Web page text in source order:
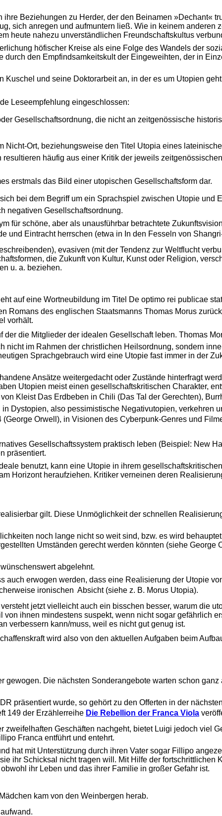
Beziehungen zu Herder, der den Beinamen »Dechant«
sich anregen und aufmuntern ließ. Wie in keinem anderen
heute nahezu unverständlichen Freundschaftskultus
höfischer Kreise als eine Folge des Wandels der
den Empfindsamkeitskult der Eingeweihten, der in
und seine Doktorarbeit an, in der es um Utopien
Leseempfehlung eingeschlossen:
Gesellschaftsordnung, die nicht an zeitgenössische
Nicht-Ort, beziehungsweise den Titel Utopia eines
häufig aus einer Kritik der jeweils
erstmals das Bild einer utopischen Gesellschaftsform dar.
bei dem Begriff um ein Sprachspiel zwischen Utopie und
negativen Gesellschaftsordnung.
für schöne, aber als unausführbar betrachtete
Eintracht herrschen (etwa in In den Fesseln von Shangri-
evasiven (mit der Tendenz zur Weltflucht
die Zukunft von Kultur, Kunst oder Religion,
u. a. beziehen.
auf eine Wortneubildung im Titel De optimo rei publicae
Romans des englischen Staatsmanns Thomas Morus
vorhält.
die Mitglieder der idealen Gesellschaft leben. Thomas
im Rahmen der christlichen Heilsordnung, sondern
Sprachgebrauch wird eine Utopie fast immer in der
Ansätze weitergedacht oder Zustände hinterfragt
Utopien meist einen gesellschaftskritischen Charakter,
Kleist Das Erdbeben in Chili (Das Tal der Gerechten),
Dystopien, also pessimistische Negativutopien, verkehren
Orwell), in Visionen des Cyberpunk-Genres und
Gesellschaftssystem praktisch leben (Beispiel: New
präsentiert.
benutzt, kann eine Utopie in ihrem
Horizont heraufziehen. Kritiker verneinen deren
gilt. Diese Unmöglichkeit der schnellen
noch lange nicht so weit sind, bzw. es wird
Umständen gerecht werden könnten (siehe George
abgelehnt.
erwogen werden, dass eine Realisierung der Utopie
ironischen  Absicht (siehe z. B. Morus Utopia).
jetzt vielleicht auch ein bisschen besser, warum die
ihnen mindestens suspekt, wenn nicht sogar gefährlich
verbessern kann/muss, weil es nicht gut genug ist.
wird also von den aktuellen Aufgaben beim
Die nächsten Sonderangebote warten schon
präsentiert wurde, so gehört zu den Offerten in der
der Erzählerreihe  Die Rebellion der Franca Viola 
Geschäften nachgeht, bietet Luigi jedoch viel
Franca entführt und entehrt.
hat mit Unterstützung durch ihren Vater sogar Fillipo
ihr Schicksal nicht tragen will. Mit Hilfe der fortschrittlichen
ihr Leben und das ihrer Familie in großer Gefahr ist.
kam von den Weinbergen herab.